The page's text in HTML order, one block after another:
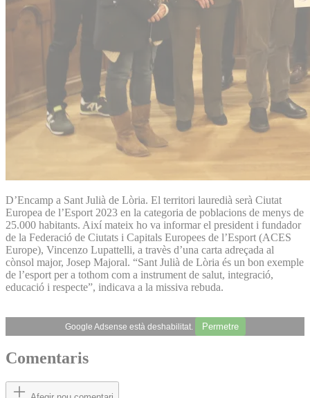
D’Encamp a Sant Julià de Lòria. El territori lauredià serà Ciutat
Europea de l’Esport 2023 en la categoria de poblacions de menys de
25.000 habitants. Així mateix ho va informar el president i fundador
de la Federació de Ciutats i Capitals Europees de l’Esport (ACES
Europe), Vincenzo Lupattelli, a travès d’una carta adreçada al
cònsol major, Josep Majoral. “Sant Julià de Lòria és un bon exemple
de l’esport per a tothom com a instrument de salut, integració,
educació i respecte”, indicava a la missiva rebuda.
Google Adsense està deshabilitat. Permetre
Comentaris